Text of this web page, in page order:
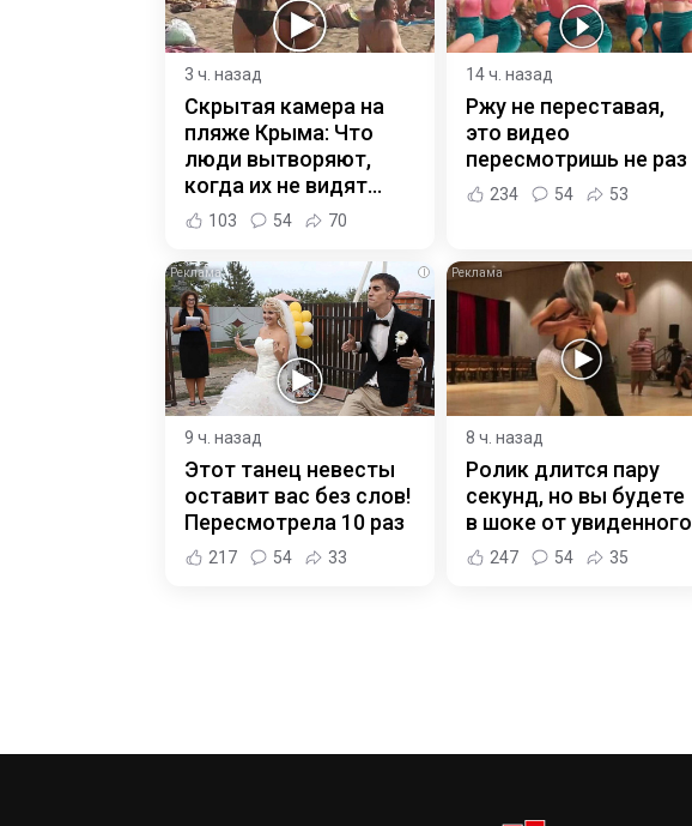
3 ч. назад
Скрытая камера на
пляже Крыма: Что
люди вытворяют,
когда их не видят...
103 54 70
14 ч. назад
Ржу не переставая,
это видео
пересмотришь не раз
234 54 53
i
9 ч. назад
Этот танец невесты
оставит вас без слов!
Пересмотрела 10 раз
217 54 33
8 ч. назад
Ролик длится пару
секунд, но вы будете
в шоке от увиденного
247 54 35